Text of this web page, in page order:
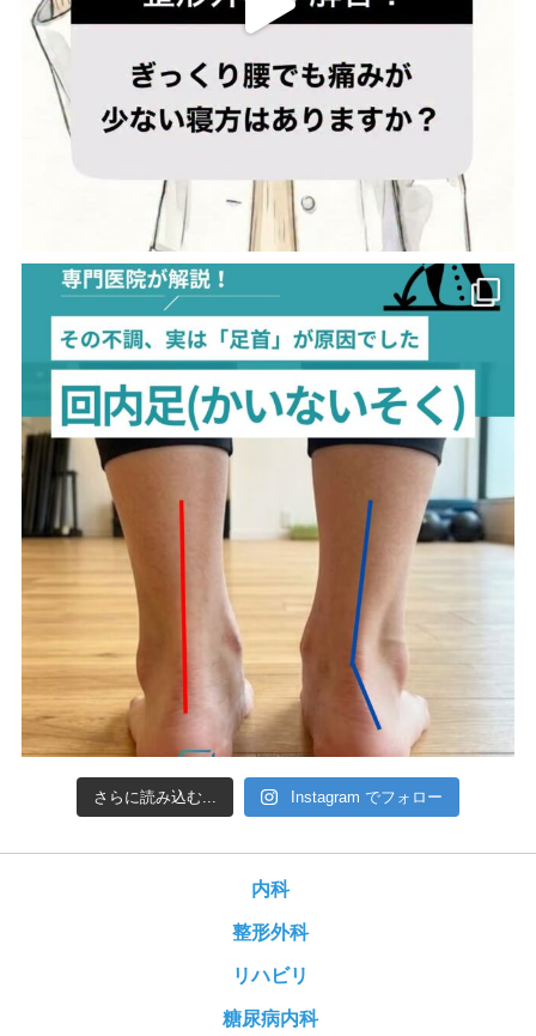
さらに読み込む... Instagram でフォロー
内科
整形外科
リハビリ
糖尿病内科